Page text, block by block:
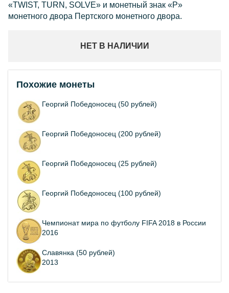
«TWIST, TURN, SOLVE» и монетный знак «P»
монетного двора Пертского монетного двора.
НЕТ В НАЛИЧИИ
Похожие монеты
Георгий Победоносец (50 рублей)
Георгий Победоносец (200 рублей)
Георгий Победоносец (25 рублей)
Георгий Победоносец (100 рублей)
Чемпионат мира по футболу FIFA 2018 в России
2016
Славянка (50 рублей)
2013